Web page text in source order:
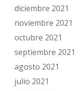
diciembre 2021
noviembre 2021
octubre 2021
septiembre 2021
agosto 2021
julio 2021